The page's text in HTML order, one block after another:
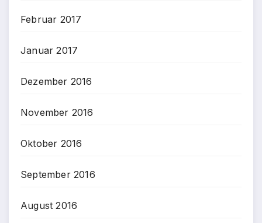
Februar 2017
Januar 2017
Dezember 2016
November 2016
Oktober 2016
September 2016
August 2016